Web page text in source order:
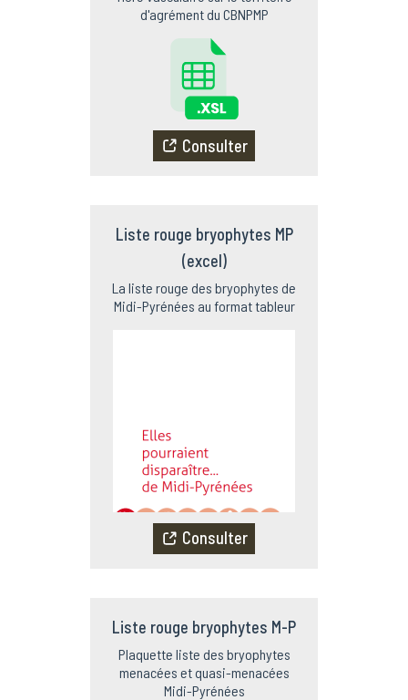
d'agrément du CBNPMP
Consulter
Liste rouge bryophytes MP
(excel)
La liste rouge des bryophytes de
Midi-Pyrénées au format tableur
Consulter
Liste rouge bryophytes M-P
Plaquette liste des bryophytes
menacées et quasi-menacées
Midi-Pyrénées